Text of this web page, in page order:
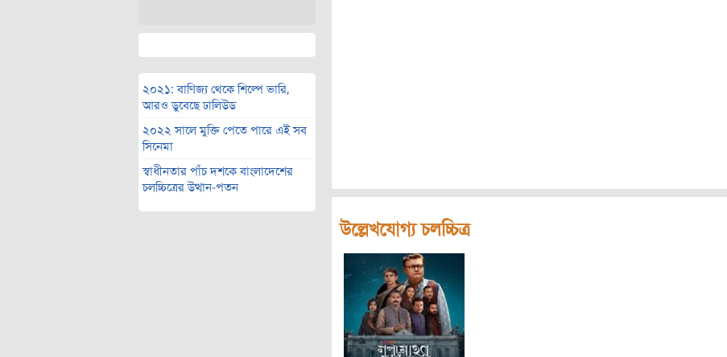
২০২১: বাণিজ্য থেকে শিল্পে ভারি,
আরও ডুবেছে ঢালিউড
২০২২ সালে মুক্তি পেতে পারে এই সব
সিনেমা
স্বাধীনতার পাঁচ দশকে বাংলাদেশের
চলচ্চিত্রের উত্থান-পতন
উল্লেখযোগ্য চলচ্চিত্র